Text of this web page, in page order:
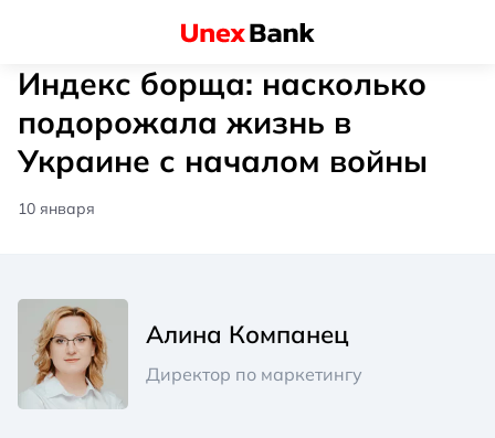
Индекс борща: насколько
подорожала жизнь в
Украине с началом войны
10 января
Алина Компанец
Директор по маркетингу